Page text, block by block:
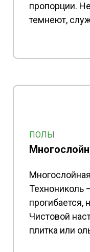
пропорции.
темнеют,
Технониколь
прогибается,
Чистовой
плитка или
ПОЛЫ